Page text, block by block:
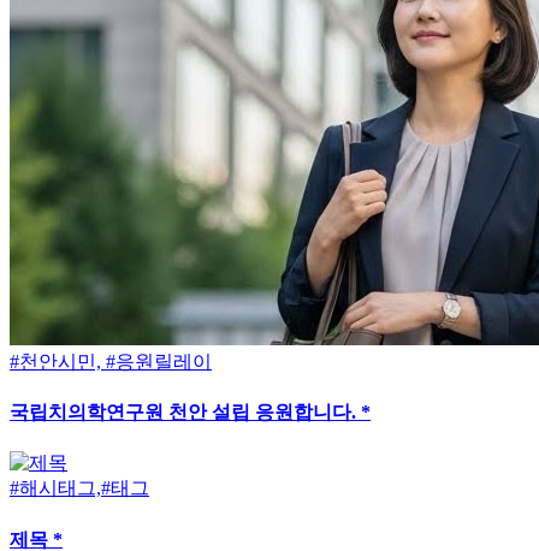
#천안시민, #응원릴레이
국립치의학연구원 천안 설립 응원합니다. *
#해시태그,#태그
제목 *